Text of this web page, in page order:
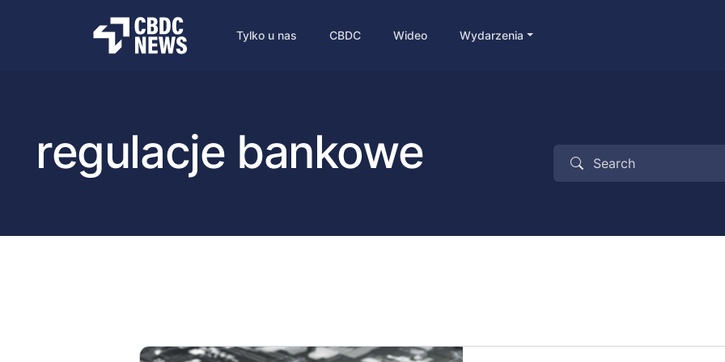
Tylko u nas CBDC Wideo Wydarzenia
regulacje bankowe